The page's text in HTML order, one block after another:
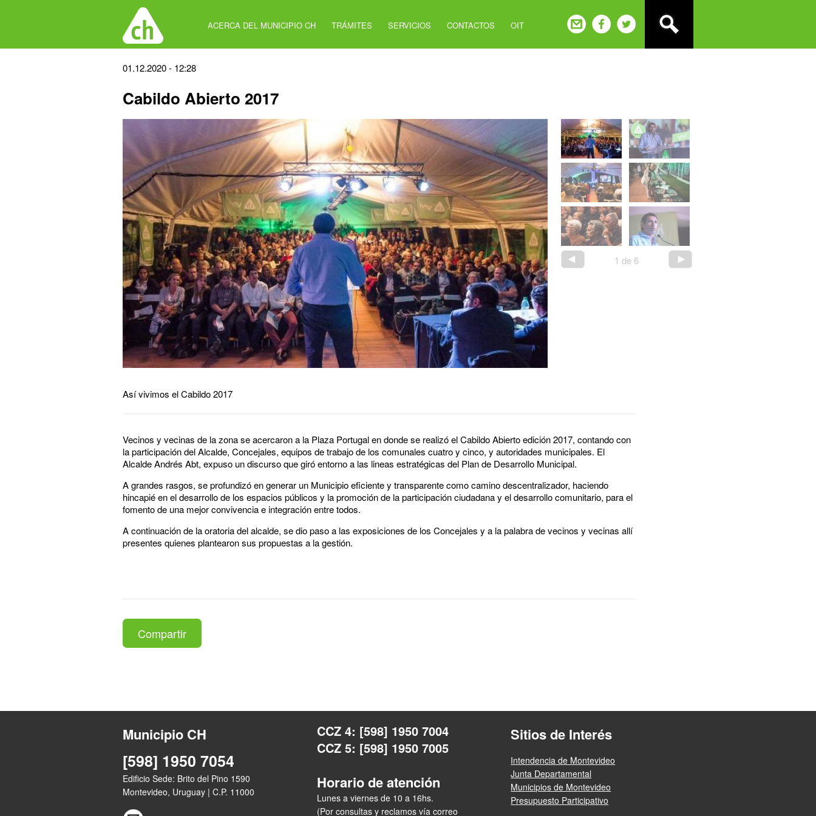
ACERCA DEL MUNICIPIO CH TRÁMITES SERVICIOS CONTACTOS OIT
Back
top
01.12.2020 - 12:28
Cabildo Abierto 2017
2 de 6
Así vivimos el Cabildo 2017
Vecinos y vecinas de la zona se acercaron a la Plaza Portugal en donde se realizó el Cabildo Abierto edición 2017, contando con
la participación del Alcalde, Concejales, equipos de trabajo de los comunales cuatro y cinco, y autoridades municipales. El
Alcalde Andrés Abt, expuso un discurso que giró entorno a las lineas estratégicas del Plan de Desarrollo Municipal.
A grandes rasgos, se profundizó en generar un Municipio eficiente y transparente como camino descentralizador, haciendo
hincapié en el desarrollo de los espacios públicos y la promoción de la participación ciudadana y el desarrollo comunitario, para el
fomento de una mejor convivencia e integración entre todos.
A continuación de la oratoria del alcalde, se dio paso a las exposiciones de los Concejales y a la palabra de vecinos y vecinas allí
presentes quienes plantearon sus propuestas a la gestión.
Compartir
Municipio CH
[598] 1950 7054
Edificio Sede: Brito del Pino 1590
Montevideo, Uruguay | C.P. 11000
CCZ 4: [598] 1950 7004
CCZ 5: [598] 1950 7005
Horario de atención
Lunes a viernes de 10 a 16hs.
(Por consultas y reclamos vía correo
Sitios de Interés
Intendencia de Montevideo
Junta Departamental
Municipios de Montevideo
Presupuesto Participativo